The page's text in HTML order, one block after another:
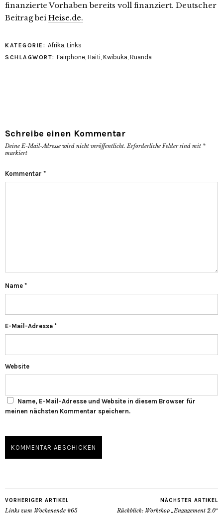
finanzierte Vorhaben bereits voll finanziert. Deutscher
Beitrag bei Heise.de.
KATEGORIE: Afrika, Links
SCHLAGWORT: Fairphone, Haiti, Kwibuka, Ruanda
Schreibe einen Kommentar
Deine E-Mail-Adresse wird nicht veröffentlicht. Erforderliche Felder sind mit *
markiert
Kommentar *
Name *
E-Mail-Adresse *
Website
Name, E-Mail-Adresse und Website in diesem Browser für
meinen nächsten Kommentar speichern.
VORHERIGER ARTIKEL
Links zum Wochenende #65
NÄCHSTER ARTIKEL
Rückblick: Workshop „Engagement 2.0“